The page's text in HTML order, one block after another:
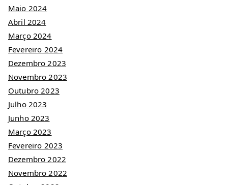
Maio 2024
Abril 2024
Março 2024
Fevereiro 2024
Dezembro 2023
Novembro 2023
Outubro 2023
Julho 2023
Junho 2023
Março 2023
Fevereiro 2023
Dezembro 2022
Novembro 2022